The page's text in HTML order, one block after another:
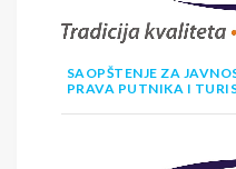
SAOPŠTENJE ZA
PRAVA PUTNIKA I